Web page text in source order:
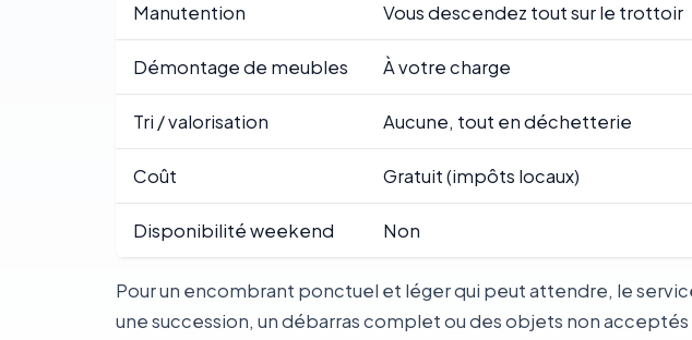
Manutention Vous descendez tout sur le trottoir
Démontage de meubles À votre charge
Tri / valorisation Aucune, tout en déchetterie
Coût Gratuit (impôts locaux)
Disponibilité weekend Non
Pour un encombrant ponctuel et léger qui peut attendre, le
une succession, un débarras complet ou des objets non